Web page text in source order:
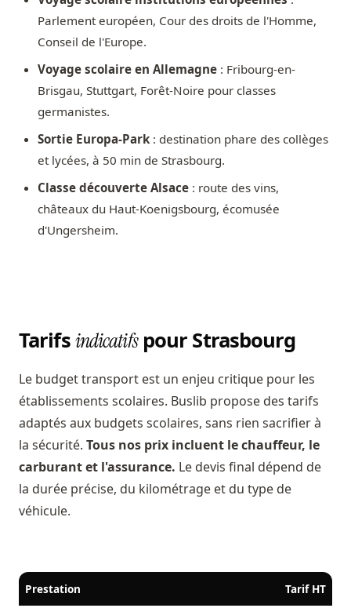
Parlement européen, Cour des droits de l'Homme,
Conseil de l'Europe.
Voyage scolaire en Allemagne : Fribourg-en-
Brisgau, Stuttgart, Forêt-Noire pour classes
germanistes.
Sortie Europa-Park: destination phare des collèges
et lycées, à 50 min de Strasbourg.
Classe découverte Alsace : route des vins,
châteaux du Haut-Koenigsbourg, écomusée
d'Ungersheim.
Tarifsindicatifspour Strasbourg
Le budget transport est un enjeu critique pour les
établissements scolaires. Buslib propose des tarifs
adaptés aux budgets scolaires, sans rien sacrifier à
la sécurité. Tous nos prix incluent le chauffeur, le
carburant et l'assurance. Le devis final dépend de
la durée précise, du kilométrage et du type de
véhicule.
Prestation Tarif HT